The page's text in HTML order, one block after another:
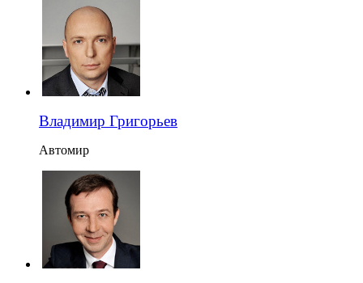
Владимир Григорьев
Автомир